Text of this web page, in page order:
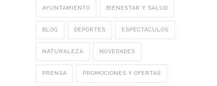
AYUNTAMIENTO BIENESTAR Y SALUD
BLOG DEPORTES ESPECTÁCULOS
NATURALEZA NOVEDADES
PRENSA PROMOCIONES Y OFERTAS